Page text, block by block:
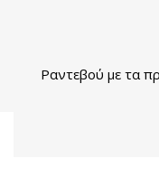
Ραντεβού με τα